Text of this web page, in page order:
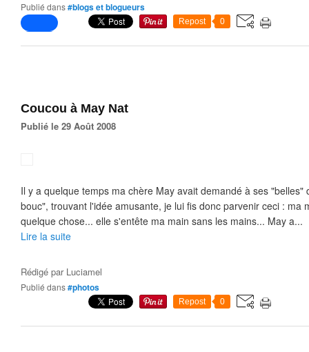
Publié dans#blogs et blogueurs
Repost 0
Coucou à May Nat
Publié le 29 Août 2008
Il y a quelque temps ma chère May avait demandé à ses "belles"
bouc", trouvant l'idée amusante, je lui fis donc parvenir ceci : ma
quelque chose... elle s'entête ma main sans les mains... May a...
Lire la suite
Rédigé par Luciamel
Publié dans#photos
Repost 0